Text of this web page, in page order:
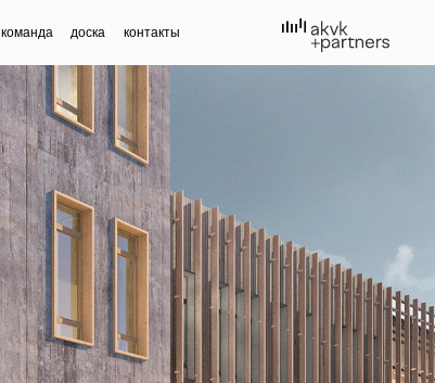
команда доска контакты